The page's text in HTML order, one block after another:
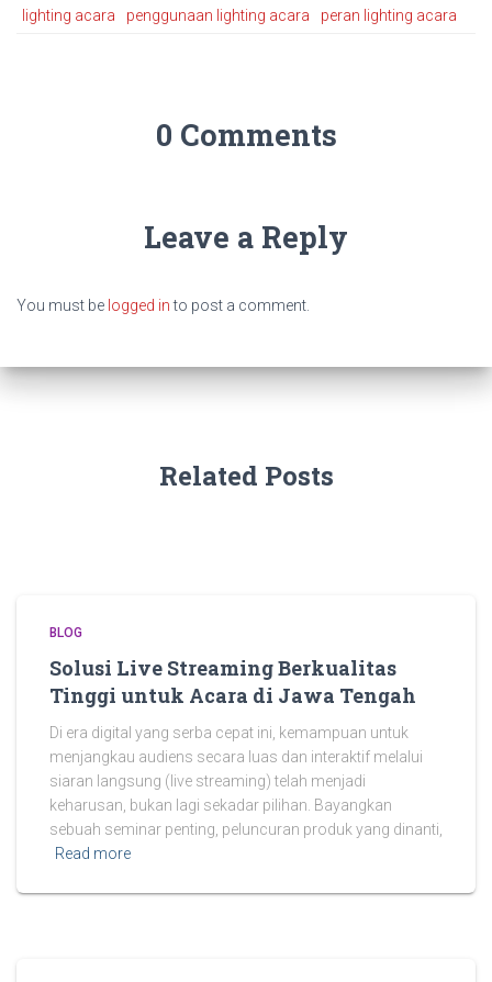
lighting acara
penggunaan lighting acara peran lighting acara
0 Comments
Leave a Reply
You must be logged into post a comment.
Related Posts
BLOG
Solusi Live Streaming Berkualitas
Tinggi untuk Acara di Jawa Tengah
Di era digital yang serba cepat ini, kemampuan untuk
menjangkau audiens secara luas dan interaktif melalui
siaran langsung (live streaming) telah menjadi
keharusan, bukan lagi sekadar pilihan. Bayangkan
sebuah seminar penting, peluncuran produk yang dinanti,
Read more